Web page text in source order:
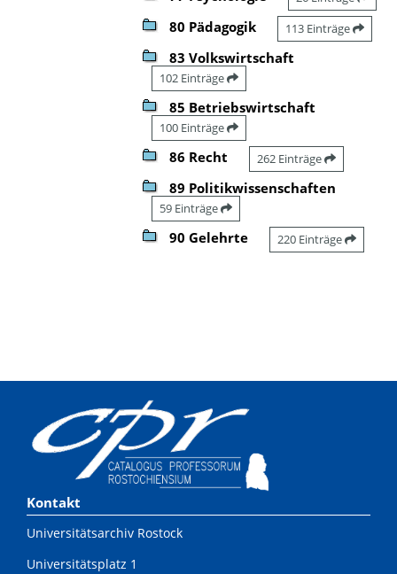
80 Pädagogik 113 Einträge
83 Volkswirtschaft
102 Einträge
85 Betriebswirtschaft
100 Einträge
86 Recht 262 Einträge
89 Politikwissenschaften
59 Einträge
90 Gelehrte 220 Einträge
Kontakt
Universitätsarchiv Rostock
Universitätsplatz 1